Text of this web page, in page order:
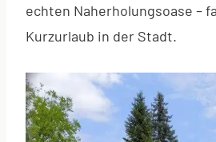
echten Naherholungsoase –
Kurzurlaub in der Stadt.